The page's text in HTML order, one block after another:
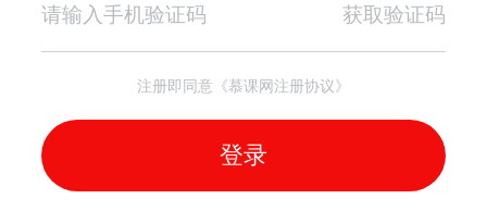
获取验证码
注册即同意《慕课网注册协议》
登录